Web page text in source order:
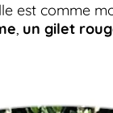
est comme
, un gilet